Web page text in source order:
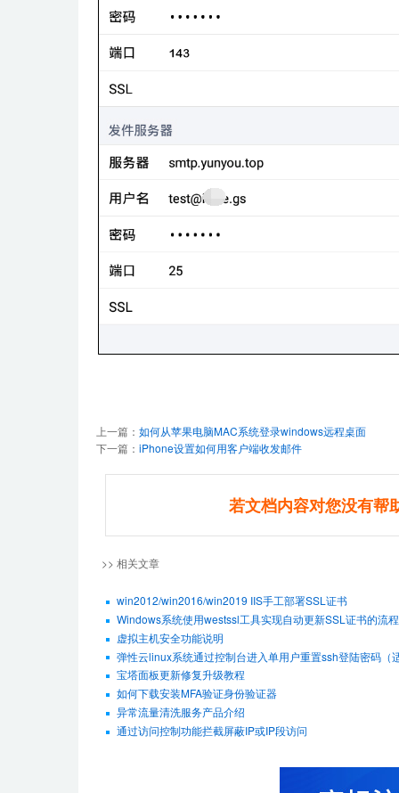
上一篇： 如何从苹果电脑MAC系统登录windows远程桌面
下一篇： iPhone设置如何用客户端收发邮件
若文档内容对您没有帮
>> 相关文章
win2012/win2016/win2019 IIS手工部署SSL证书
Windows系统使用westssl工具实现自动更新SSL证书的流程
虚拟主机安全功能说明
弹性云linux系统通过控制台进入单用户重置ssh登陆密码（
宝塔面板更新修复升级教程
如何下载安装MFA验证身份验证器
异常流量清洗服务产品介绍
通过访问控制功能拦截屏蔽IP或IP段访问